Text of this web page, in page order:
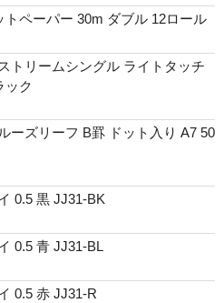
トペーパー 30m ダブル 12ロール
トリームシングル ライトタッチ
ック
ーズリーフ B罫 ドット入り A7 50
0.5 黒 JJ31-BK
0.5 青 JJ31-BL
0.5 赤 JJ31-R